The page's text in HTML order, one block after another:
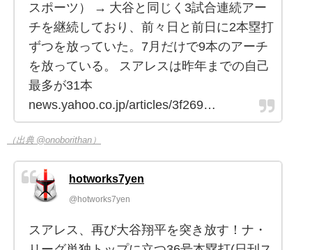
スポーツ） → 大谷と同じく3試合連続アー
チを継続しており、前々日と前日に2本塁打
ずつを放っていた。7月だけで9本のアーチ
を放っている。 スアレスは昨年までの自己
最多が31本
news.yahoo.co.jp/articles/3f269…
（出典 @onoborithan）
hotworks7yen
@hotworks7yen
スアレス、再び大谷翔平を突き放す！ナ・